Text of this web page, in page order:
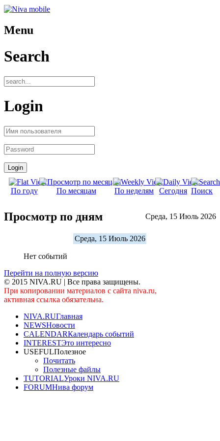
Menu
Search
Login
По году По месяцам По неделям Сегодня Поиск
Просмотр по дням Среда, 15 Июль 2026
Среда, 15 Июль 2026
Нет событий
Перейти на полную версию
© 2015 NIVA.RU | Все права защищены.
При копировании материалов с сайта niva.ru,
активная ссылка обязательна.
NIVA.RUГлавная
NEWSНовости
CALENDARКалендарь событий
INTERESTЭто интересно
USEFULПолезное
Почитать
Полезные файлы
TUTORIALУроки NIVA.RU
FORUMНива форум